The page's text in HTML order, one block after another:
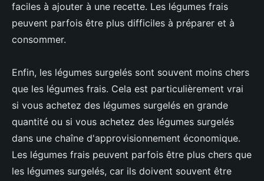
faciles à ajouter à une recette. Les légumes frais
peuvent parfois être plus difficiles à préparer et à
consommer.
Enfin, les légumes surgelés sont souvent moins chers
que les légumes frais. Cela est particulièrement vrai
si vous achetez des légumes surgelés en grande
quantité ou si vous achetez des légumes surgelés
dans une chaîne d'approvisionnement économique.
Les légumes frais peuvent parfois être plus chers que
les légumes surgelés, car ils doivent souvent être